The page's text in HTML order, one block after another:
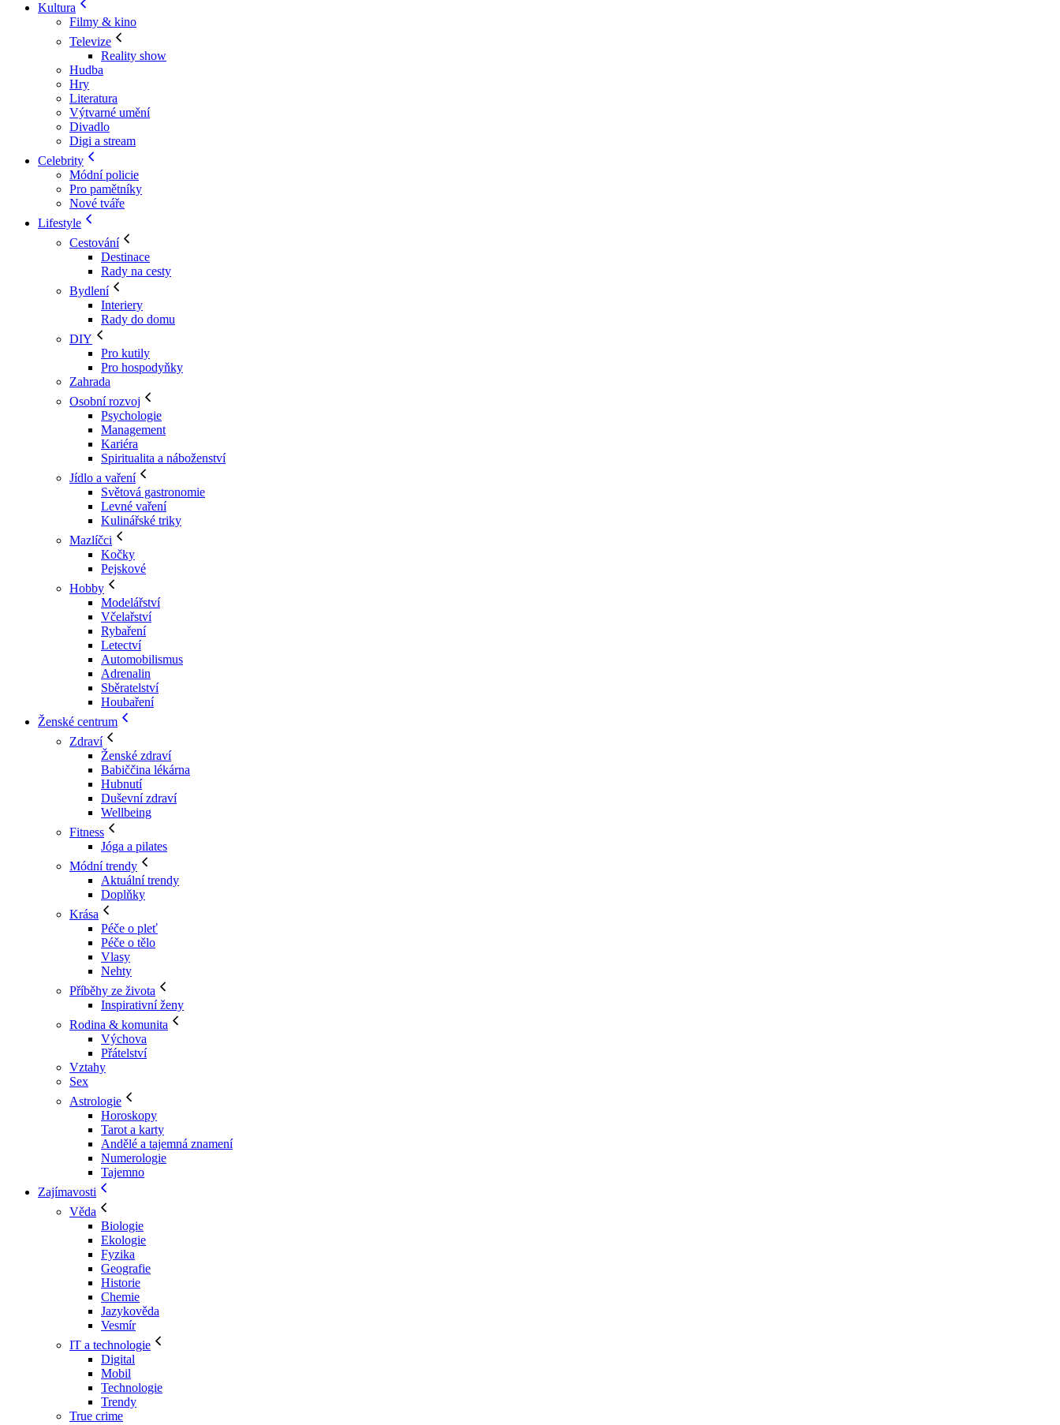
Kultura
Filmy & kino
Televize
Reality show
Hudba
Hry
Literatura
Výtvarné umění
Divadlo
Digi a stream
Celebrity
Módní policie
Pro pamětníky
Nové tváře
Lifestyle
Cestování
Destinace
Rady na cesty
Bydlení
Interiery
Rady do domu
DIY
Pro kutily
Pro hospodyňky
Zahrada
Osobní rozvoj
Psychologie
Management
Kariéra
Spiritualita a náboženství
Jídlo a vaření
Světová gastronomie
Levné vaření
Kulinářské triky
Mazlíčci
Kočky
Pejskové
Hobby
Modelářství
Včelařství
Rybaření
Letectví
Automobilismus
Adrenalin
Sběratelství
Houbaření
Ženské centrum
Zdraví
Ženské zdraví
Babiččina lékárna
Hubnutí
Duševní zdraví
Wellbeing
Fitness
Jóga a pilates
Módní trendy
Aktuální trendy
Doplňky
Krása
Péče o pleť
Péče o tělo
Vlasy
Nehty
Příběhy ze života
Inspirativní ženy
Rodina & komunita
Výchova
Přátelství
Vztahy
Sex
Astrologie
Horoskopy
Tarot a karty
Andělé a tajemná znamení
Numerologie
Tajemno
Zajímavosti
Věda
Biologie
Ekologie
Fyzika
Geografie
Historie
Chemie
Jazykověda
Vesmír
IT a technologie
Digital
Mobil
Technologie
Trendy
True crime